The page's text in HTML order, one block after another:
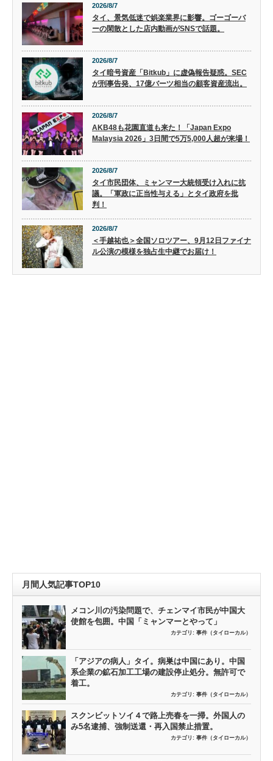
2026/8/7
タイ、景気低迷で娯楽業界に影響。ゴーゴーバ
ーの閑散とした店内動画がSNSで話題。
2026/8/7
タイ暗号資産「Bitkub」に虚偽報告疑惑。SEC
が刑事告発、17億バーツ相当の顧客資産流出。
2026/8/7
AKB48も花園直道も来た！「Japan Expo
Malaysia 2026」3日間で5万5,000人超が来場！
2026/8/7
タイ市民団体、ミャンマー大統領受け入れに抗
議。「軍政に正当性与える」とタイ政府を批
判！
2026/8/7
＜手越祐也＞全国ソロツアー、9月12日ファイナ
ル公演の模様を独占生中継でお届け！
月間人気記事TOP10
メコン川の汚染問題で、チェンマイ市民が中国大
使館を包囲。中国「ミャンマーとやって」
カテゴリ: 事件（タイローカル）
「アジアの病人」タイ。病巣は中国にあり。中国
系企業の鉱石加工工場の建設停止処分。無許可で
着工。
カテゴリ: 事件（タイローカル）
スクンビットソイ４で路上売春を一掃。外国人の
み5名逮捕、強制送還・再入国禁止措置。
カテゴリ: 事件（タイローカル）